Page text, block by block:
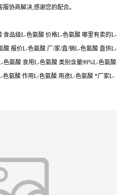
协商解决,感谢您的配合。
食品级L-色氨酸 价格L-色氨酸 哪里有卖的L-
酸 报价L-色氨酸 厂/家/直/销L-色氨酸 直供L-
色氨酸 食用L-色氨酸 类别含量99%L-色氨酸
色氨酸 作用L-色氨酸 用途L-色氨酸 *厂家L-